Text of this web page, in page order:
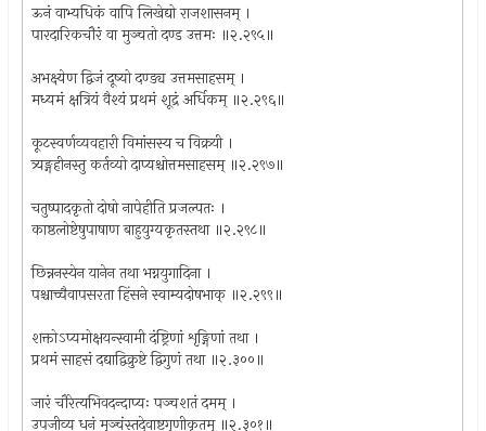
ऊनं वाभ्यधिकं वापि लिखेद्यो राजशासनम् ।
पारदारिकचौरं वा मुञ्चतो दण्ड उत्तमः ॥२.२९५॥
अभक्ष्येण द्विजं दूष्यो दण्ड्य उत्तमसाहसम् ।
मध्यमं क्षत्रियं वैश्यं प्रथमं शूद्रं अर्धिकम् ॥२.२९६॥
कूटस्वर्णव्यवहारी विमांसस्य च विक्रयी ।
त्र्यङ्गहीनस्तु कर्तव्यो दाप्यश्चोत्तमसाहसम् ॥२.२९७॥
चतुष्पादकृतो दोषो नापेहीति प्रजल्पतः ।
काष्ठलोष्टेषुपाषाण बाहुयुग्यकृतस्तथा ॥२.२९८॥
छिन्ननस्येन यानेन तथा भग्नयुगादिना ।
पश्चाच्चैवापसरता हिंसने स्वाम्यदोषभाक् ॥२.२९९॥
शक्तोऽप्यमोक्षयन्स्वामी दंष्ट्रिणां शृङ्गिणां तथा ।
प्रथमं साहसं दद्याद्विक्रुष्टे द्विगुणं तथा ॥२.३००॥
जारं चौरेत्यभिवदन्दाप्यः पञ्चशतं दमम् ।
उपजीव्य धनं मुञ्चंस्तदेवाष्टगुणीकृतम् ॥२.३०१॥